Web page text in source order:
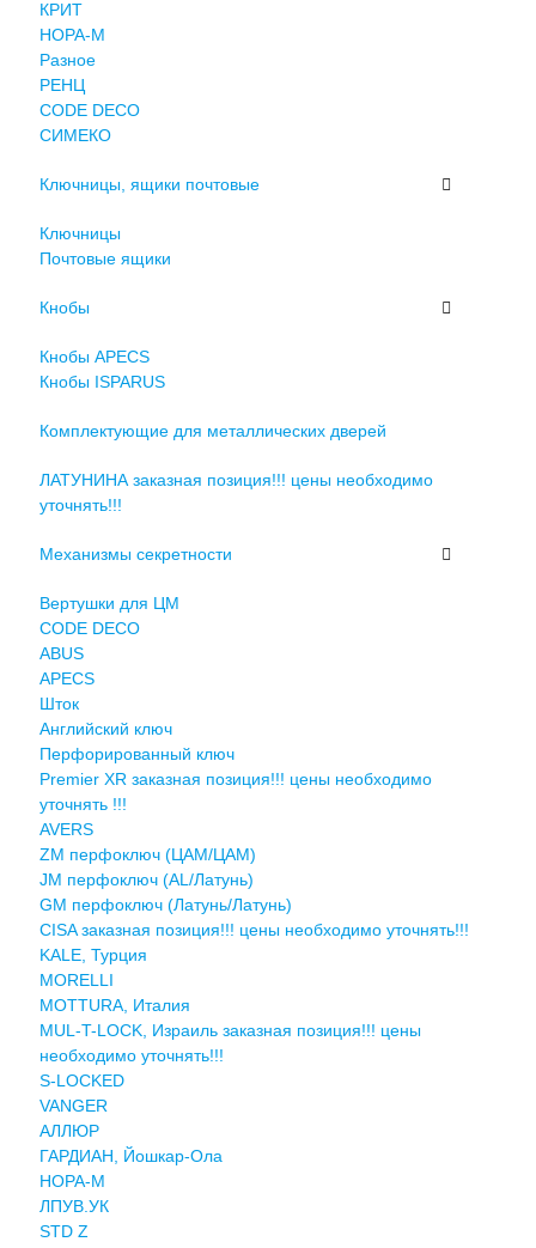
КРИТ
НОРА-М
Разное
РЕНЦ
СODE DECO
СИМЕКО
Ключницы, ящики почтовые
Ключницы
Почтовые ящики
Кнобы
Кнобы APECS
Кнобы ISPARUS
Комплектующие для металлических дверей
ЛАТУНИНА заказная позиция!!! цены необходимо
уточнять!!!
Механизмы секретности
Вертушки для ЦМ
CODE DECO
ABUS
APECS
Шток
Английский ключ
Перфорированный ключ
Premier XR заказная позиция!!! цены необходимо
уточнять !!!
AVERS
ZM перфоключ (ЦАМ/ЦАМ)
JМ перфоключ (АL/Латунь)
GM перфоключ (Латунь/Латунь)
CISA заказная позиция!!! цены необходимо уточнять!!!
KALE, Турция
MORELLI
MOTTURA, Италия
MUL-T-LOCK, Израиль заказная позиция!!! цены
необходимо уточнять!!!
S-LOCKED
VANGER
АЛЛЮР
ГАРДИАН, Йошкар-Ола
НОРА-М
ЛПУВ.УК
STD Z